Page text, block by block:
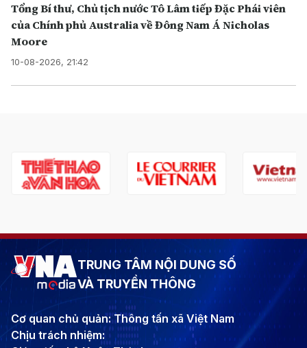
Tổng Bí thư, Chủ tịch nước Tô Lâm tiếp Đặc Phái viên
của Chính phủ Australia về Đông Nam Á Nicholas
Moore
10-08-2026, 21:42
TRUNG TÂM NỘI DUNG SỐ
VÀ TRUYỀN THÔNG
Cơ quan chủ quản: Thông tấn xã Việt Nam
Chịu trách nhiệm: